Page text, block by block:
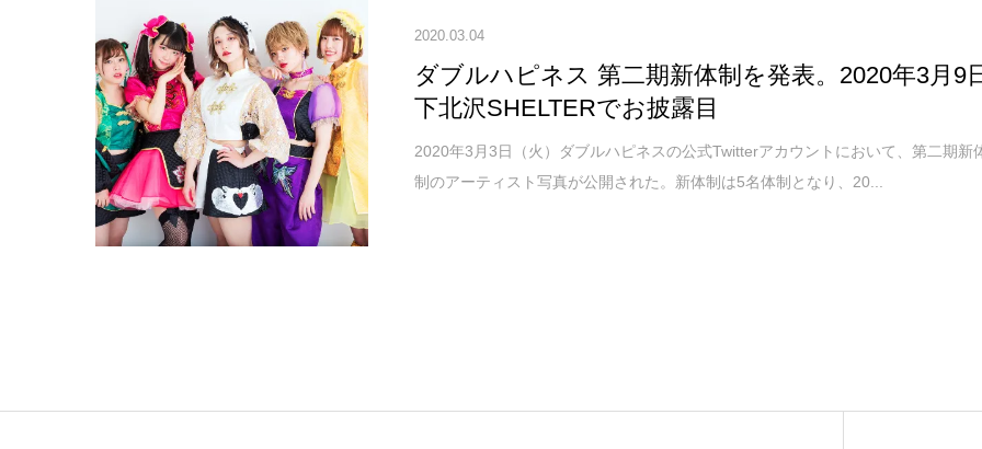
2020.03.04
ダブルハピネス 第二期新体制を発表。2020年3月9
下北沢SHELTERでお披露目
2020年3月3日（火）ダブルハピネスの公式Twitterアカウントにおいて、第二期新
制のアーティスト写真が公開された。新体制は5名体制となり、20...